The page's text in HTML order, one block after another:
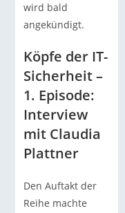
wird bald
angekündigt.
Köpfe der IT-
Sicherheit –
1. Episode:
Interview
mit Claudia
Plattner
Den Auftakt der
Reihe machte